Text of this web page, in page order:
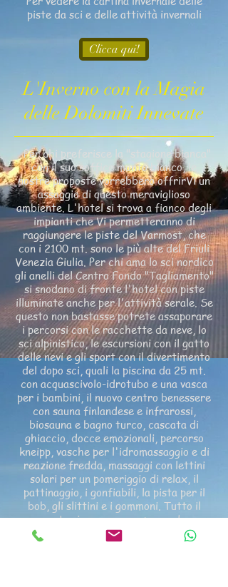
piste da sci e delle attività invernali
Clicca qui!
L'Inverno con la Magia
delle Dolomiti Innevate
Per chi preferisce la "stagione bianca"
con il suo soffice manto bianco, le
nostre proposte vorrebbero offrirVi un
assaggio di questo meraviglioso
ambiente. L'hotel si trova a fianco degli
impianti che Vi permetteranno di
raggiungere le piste del Varmost, che
con i 2100 mt. sono le più alte del Friuli
Venezia Giulia. Per chi ama lo sci nordico
gli anelli del Centro Fondo "Tagliamento"
si snodano di fronte l'hotel con piste
illuminate anche per l'attività serale. Se
questo non bastasse potrete assaporare
i percorsi con le racchette da neve, lo
sci alpinistico, le escursioni con il gatto
delle nevi e gli sport con il divertimento
del dopo sci, quali la piscina da 25 mt.
con acquascivolo-idrotubo e una vasca
per i bambini, il nuovo centro benessere
con sauna finlandese e infrarossi,
biosauna e bagno turco, cascata di
ghiaccio, docce emozionali, percorso
kneipp, vasche per l'idromassaggio e di
reazione fredda, massaggi con lettini
solari per un pomeriggio di relax, il
pattinaggio, i gonfiabili, la pista per il
bob, gli slittini e i gommoni. Tutto il
resto rimane una sorpresa da
assaporare con noi.